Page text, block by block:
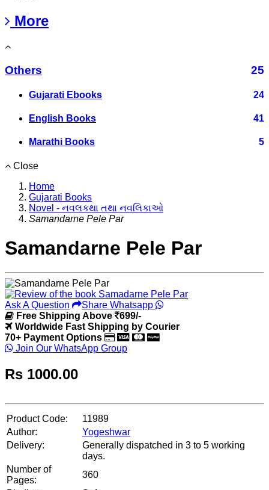
More
Others 25
Gujarati Ebooks 24
English Books 41
Marathi Books 5
Close
Home
Gujarati Books
Novel - નવલકથા તથા નવલિકાઓ
Samandarne Pele Par
Samandarne Pele Par
Ask A Question
Share Whatsapp
Free Shipping Above
699/-
Worldwide Fast Shipping by Courier
70+ Payment Options
Join Our WhatsApp Group
Rs 1000.00
Product Code:
11989
Author:
Yogeshwar
Delivery:
Generally dispatched in 3 to 5 working
days.
Number of
Pages:
360